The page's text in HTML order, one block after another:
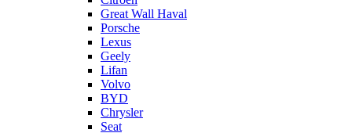
Great Wall Haval
Porsche
Lexus
Geely
Lifan
Volvo
BYD
Chrysler
Seat